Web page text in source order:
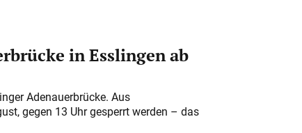
in Esslingen ab
Adenauerbrücke. Aus
gegen 13 Uhr gesperrt werden – das